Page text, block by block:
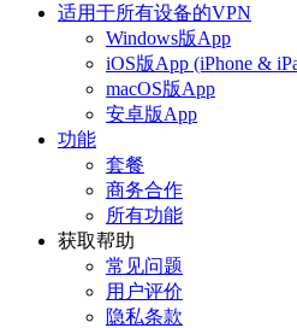
适用于所有设备的VPN
Windows版App
iOS版App (iPhone &
macOS版App
安卓版App
功能
套餐
商务合作
所有功能
获取帮助
常见问题
用户评价
隐私条款